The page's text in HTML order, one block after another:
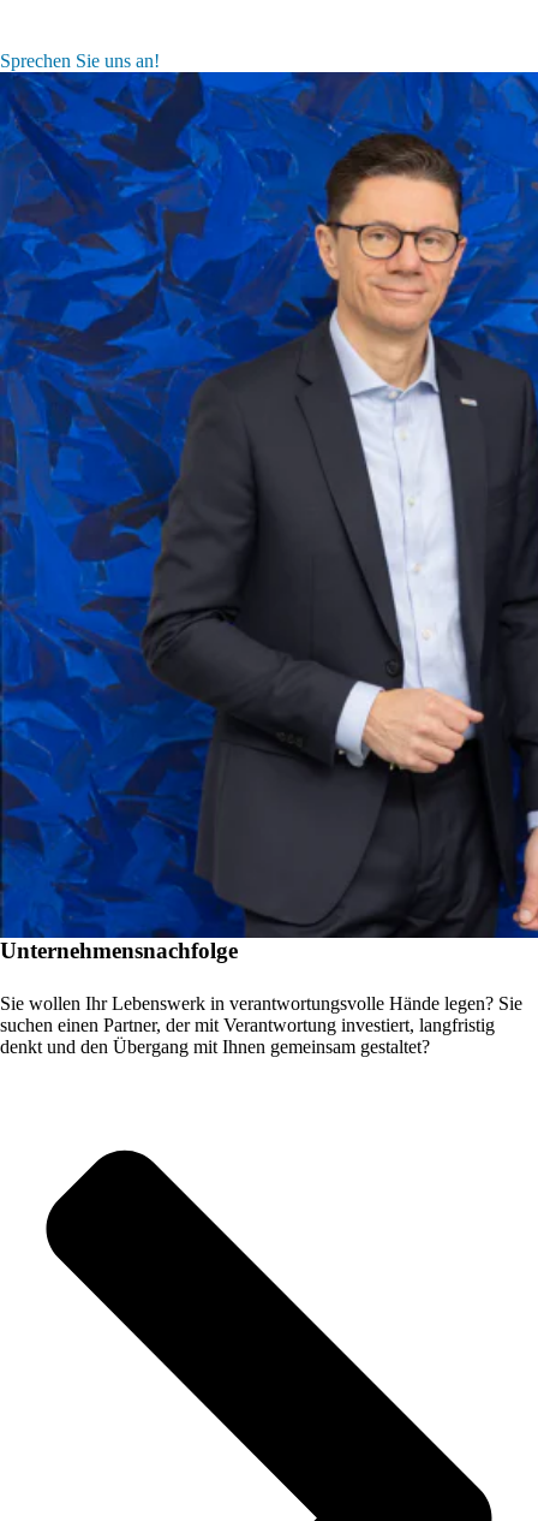
Sprechen Sie uns an!
Unternehmensnachfolge
Sie wollen Ihr Lebenswerk in verantwortungsvolle Hände legen? Sie
suchen einen Partner, der mit Verantwortung investiert, langfristig
denkt und den Übergang mit Ihnen gemeinsam gestaltet?